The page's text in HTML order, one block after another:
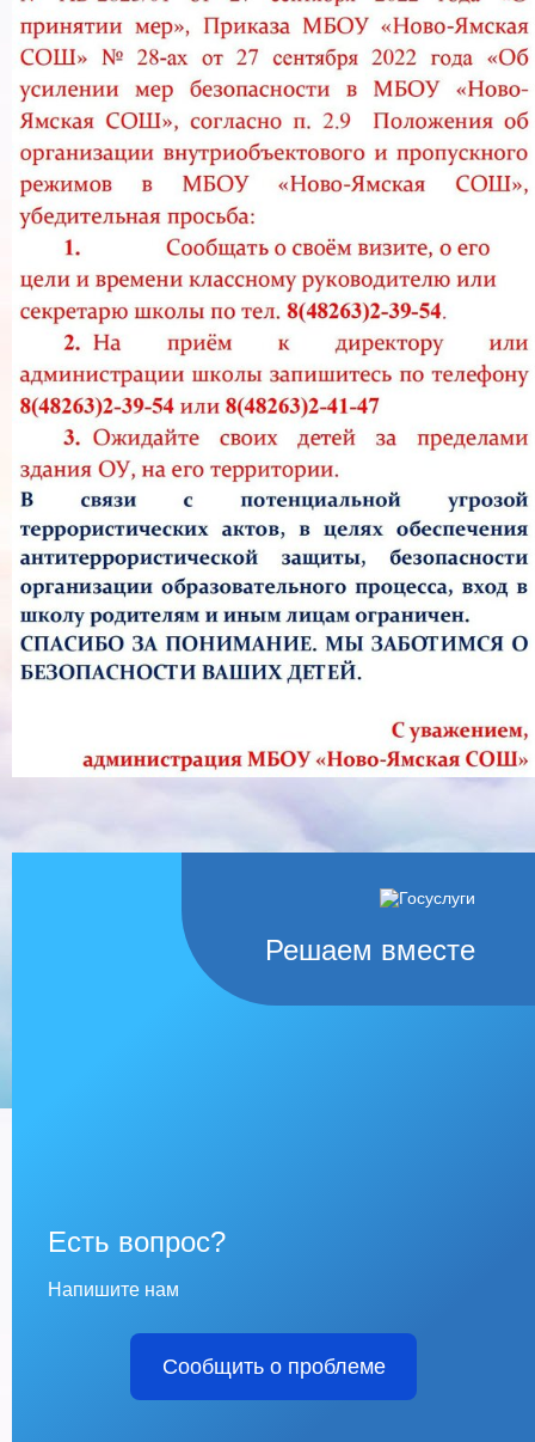
Решаем вместе
Есть вопрос?
Напишите нам
Сообщить о проблеме